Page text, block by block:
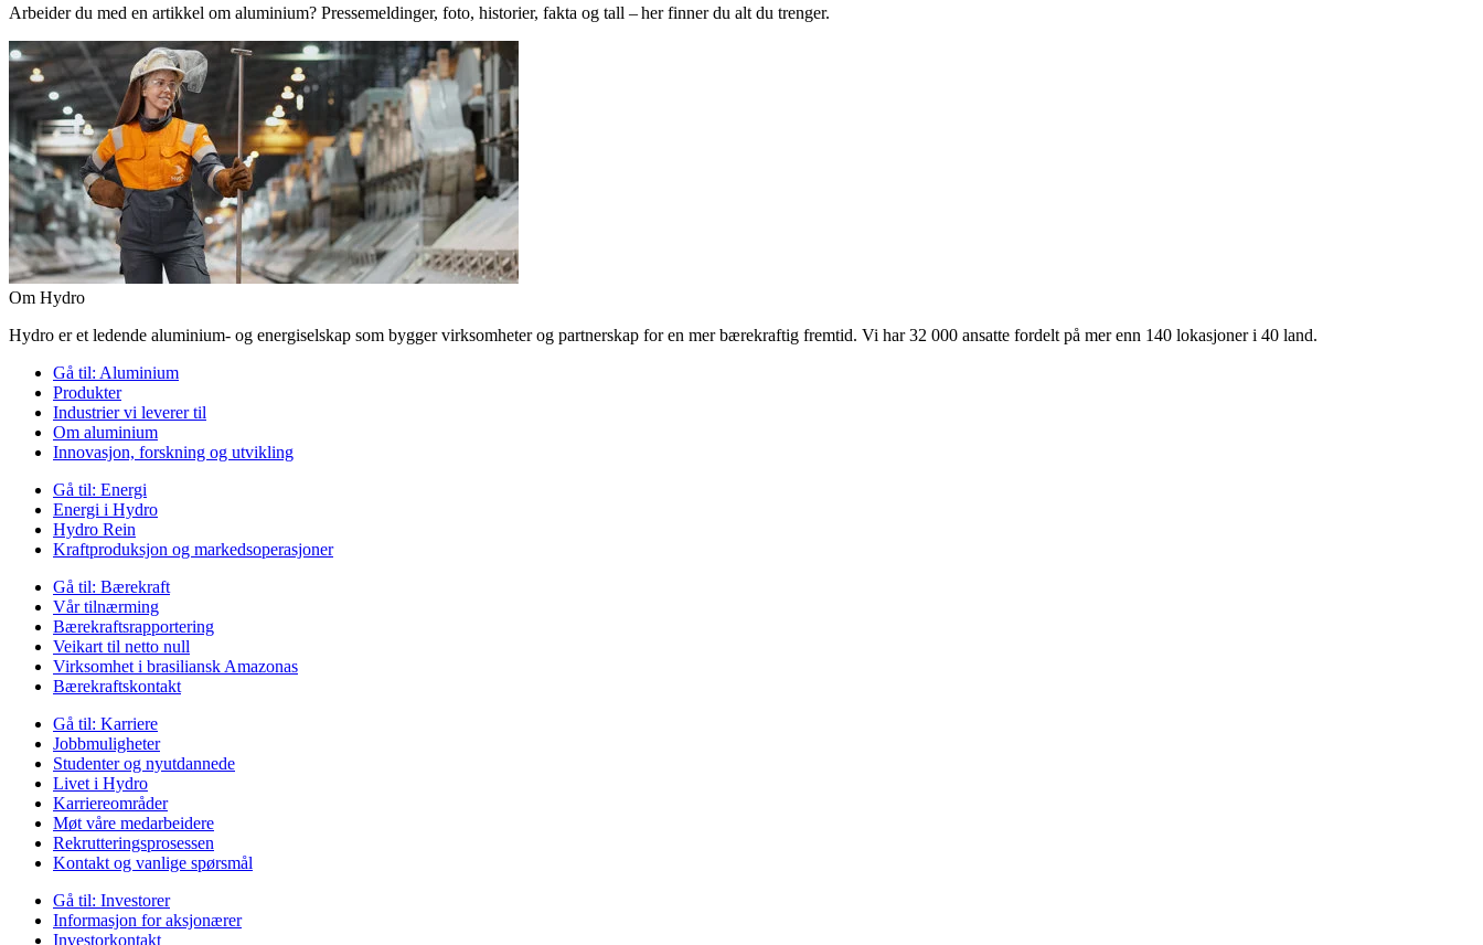
Arbeider du med en artikkel om aluminium? Pressemeldinger, foto, historier, fakta og tall – her finner du alt du trenger.
Om Hydro
Hydro er et ledende aluminium- og energiselskap som bygger virksomheter og partnerskap for en mer bærekraftig fremtid. Vi har 32 000 ansatte fordelt på mer enn 140 lokasjoner i 40 land.
Gå til: Aluminium
Produkter
Industrier vi leverer til
Om aluminium
Innovasjon, forskning og utvikling
Gå til: Energi
Energi i Hydro
Hydro Rein
Kraftproduksjon og markedsoperasjoner
Gå til: Bærekraft
Vår tilnærming
Bærekraftsrapportering
Veikart til netto null
Virksomhet i brasiliansk Amazonas
Bærekraftskontakt
Gå til: Karriere
Jobbmuligheter
Studenter og nyutdannede
Livet i Hydro
Karriereområder
Møt våre medarbeidere
Rekrutteringsprosessen
Kontakt og vanlige spørsmål
Gå til: Investorer
Informasjon for aksjonærer
Investorkontakt